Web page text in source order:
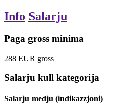
Info Salarju
Paga gross minima
288 EUR gross
Salarju kull kategorija
Salarju medju (indikazzjoni)